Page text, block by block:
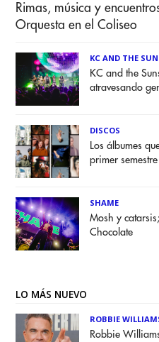
Rimas, música y
Orquesta en el Coliseo
KC AND THE
KC and the
atravesando
DISCOS
Los álbumes
primer
SHAME
Mosh y
Chocolate
LO MÁS NUEVO
ROBBIE
Robbie